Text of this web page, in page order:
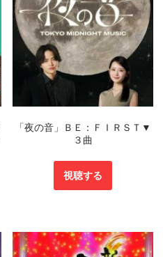
「夜の音」ＢＥ：ＦＩＲＳＴ▼
３曲
視聴する